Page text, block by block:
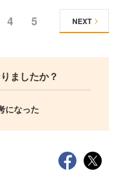
4 5 NEXT
ましたか？
になった